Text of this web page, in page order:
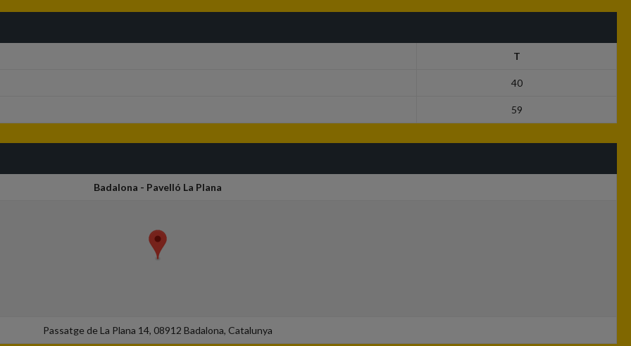
T
40
59
Badalona - Pavelló La Plana
Passatge de La Plana 14, 08912 Badalona, Catalunya